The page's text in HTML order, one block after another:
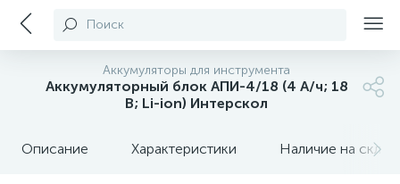
Поиск
Аккумуляторы для инструмента
Аккумуляторный блок АПИ-4/18 (4 А/ч; 18
В; Li-ion) Интерскол
Описание Характеристики Наличие на